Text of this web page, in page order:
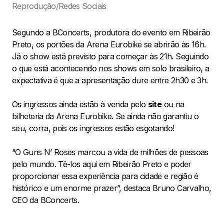
Reprodução/Redes Sociais
Segundo a BConcerts, produtora do evento em Ribeirão
Preto, os portões da Arena Eurobike se abrirão às 16h.
Já o show está previsto para começar às 21h. Seguindo
o que está acontecendo nos shows em solo brasileiro, a
expectativa é que a apresentação dure entre 2h30 e 3h.
Os ingressos ainda estão à venda pelo siteou na
bilheteria da Arena Eurobike. Se ainda não garantiu o
seu, corra, pois os ingressos estão esgotando!
“O Guns N’ Roses marcou a vida de milhões de pessoas
pelo mundo. Tê-los aqui em Ribeirão Preto e poder
proporcionar essa experiência para cidade e região é
histórico e um enorme prazer”, destaca Bruno Carvalho,
CEO da BConcerts.